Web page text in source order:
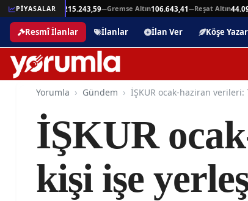
PİYASALAR
—Beşli Altın215.243,59—Gremse Altın106.643,41—Reşat Altın
Resmî İlanlar İlanlar İlan Ver Köşe
Yorumla Gündem
İŞKUR
kişi işe